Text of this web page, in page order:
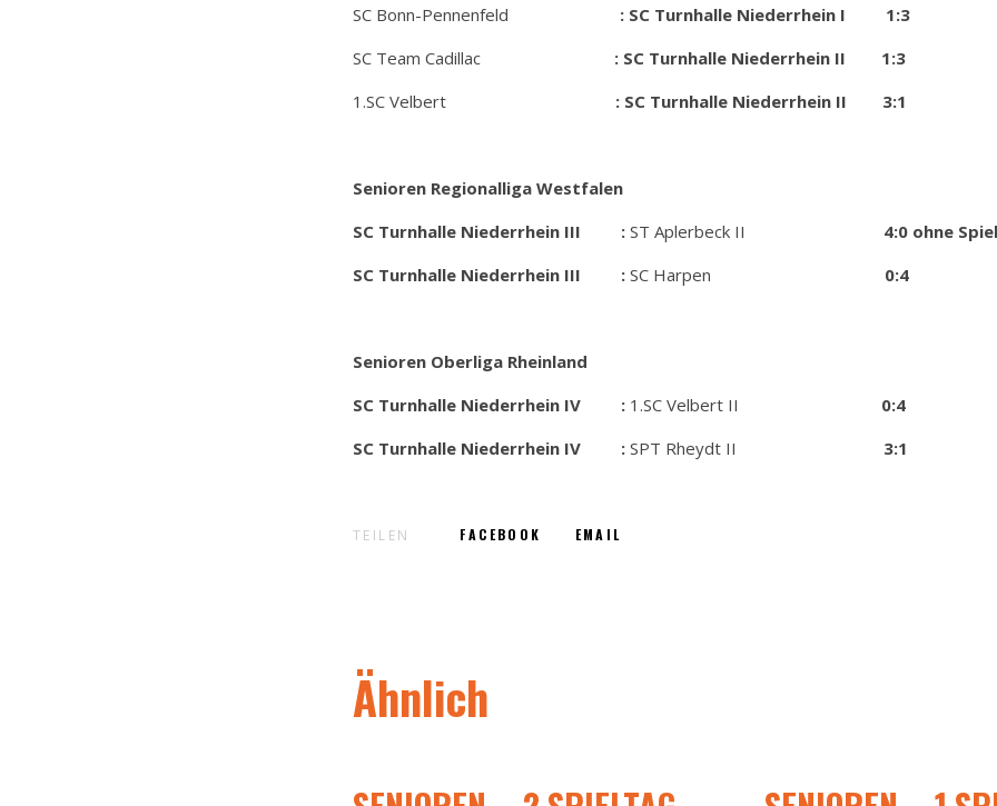
SC Bonn-Pennenfeld : SC Turnhalle Niederrhein I 1:3
SC Team Cadillac : SC Turnhalle Niederrhein II 1:3
1.SC Velbert : SC Turnhalle Niederrhein II 3:1
Senioren Regionalliga Westfalen
SC Turnhalle Niederrhein III : ST Aplerbeck II
4:0 ohne Spiel
SC Turnhalle Niederrhein III : SC Harpen 0:4
Senioren Oberliga Rheinland
SC Turnhalle Niederrhein IV : 1.SC Velbert II 0:4
SC Turnhalle Niederrhein IV : SPT Rheydt II 3:1
TEILEN FACEBOOK EMAIL
Ähnlich